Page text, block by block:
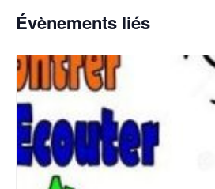
Évènements liés